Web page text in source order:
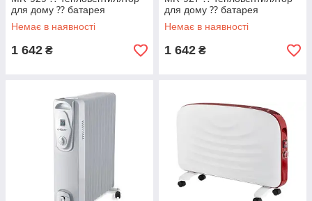
для дому ⁇ батарея
Маестро, Маєстро
Немає в наявності
1 642 ₴
для дому ⁇ батарея
Маестро, Маєстро
Немає в наявності
1 642 ₴